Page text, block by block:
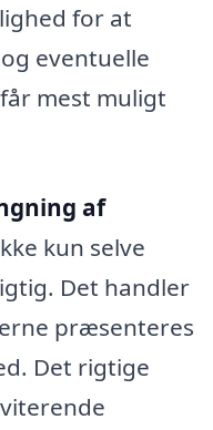
for at
eventuelle
mest muligt
af
kun selve
Det handler
præsenteres
Det rigtige